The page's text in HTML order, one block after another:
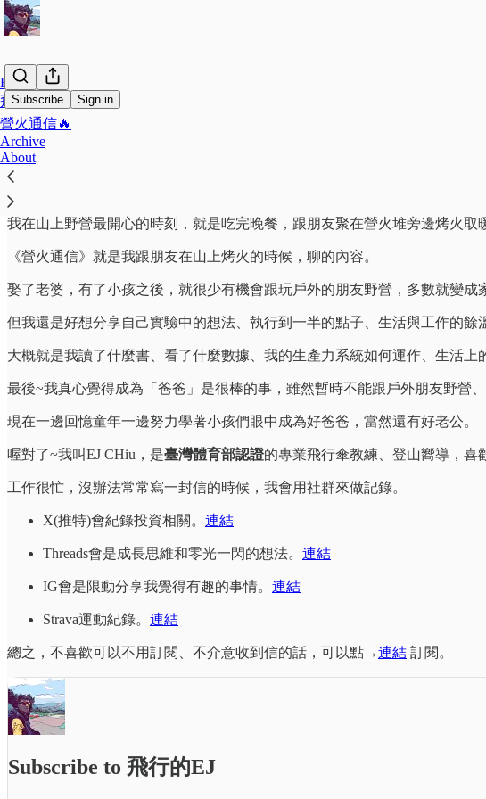
Subscribe Sign in
Home
飛行傘🪂
營火通信🔥
Archive
About
先說點我喜歡的是…
我在山上野營最開心的時刻，就是吃完晚餐，跟朋友聚在營火堆旁邊烤火取
《營火通信》就是我跟朋友在山上烤火的時候，聊的內容。
娶了老婆，有了小孩之後，就很少有機會跟玩戶外的朋友野營，多數就變成
但我還是好想分享自己實驗中的想法、執行到一半的點子、生活與工作的餘
大概就是我讀了什麼書、看了什麼數據、我的生產力系統如何運作、生活上
最後~我真心覺得成為「爸爸」是很棒的事，雖然暫時不能跟戶外朋友野營
現在一邊回憶童年一邊努力學著小孩們眼中成為好爸爸，當然還有好老公。
喔對了~我叫EJ CHiu，是臺灣體育部認證的專業飛行傘教練、登山嚮導，喜
工作很忙，沒辦法常常寫一封信的時候，我會用社群來做記錄。
X(推特)會紀錄投資相關。 連結
Threads會是成長思維和零光一閃的想法。 連結
IG會是限動分享我覺得有趣的事情。 連結
Strava運動紀錄。 連結
總之，不喜歡可以不用訂閱、不介意收到信的話，可以點→連結 訂閱。
Subscribe to 飛行的EJ